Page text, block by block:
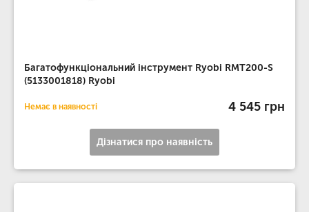
Багатофункціональний інструмент Ryobi RMT200-S
(5133001818) Ryobi
Немає в наявності 4 545 грн
Дізнатися про наявність